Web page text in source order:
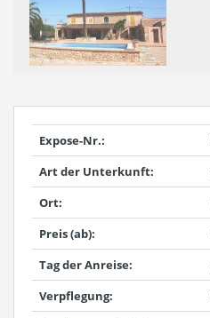
Expose-Nr.:
Art der Unterkunft:
Ort:
Preis (ab):
Tag der Anreise:
Verpflegung: